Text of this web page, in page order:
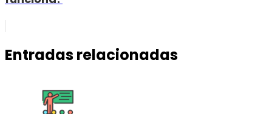
Entradas relacionadas